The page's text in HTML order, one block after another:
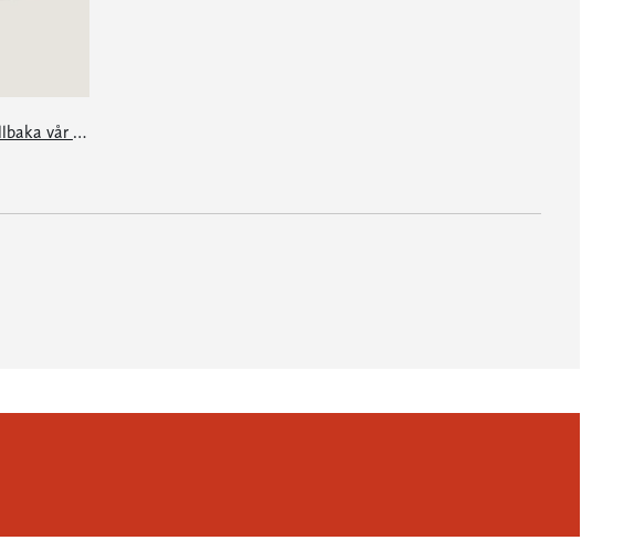
Hur vi fick tillbaka vår mor: en e-singel ur Granta #4